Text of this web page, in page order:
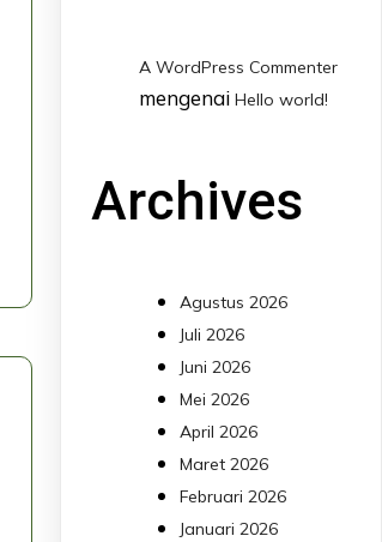
A WordPress Commenter
mengenaiHello world!
Archives
Agustus 2026
Juli 2026
Juni 2026
Mei 2026
April 2026
Maret 2026
Februari 2026
Januari 2026